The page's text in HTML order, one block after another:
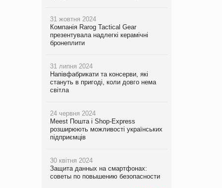
31 жовтня 2024
Компанія Rarog Tactical Gear
презентувала надлегкі керамічні
бронеплити
31 липня 2024
Напівфабрикати та консерви, які
стануть в пригоді, коли довго нема
світла
24 червня 2024
Meest Пошта і Shop-Express
розширюють можливості українських
підприємців
30 квітня 2024
Защита данных на смартфонах:
советы по повышению безопасности